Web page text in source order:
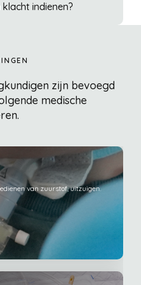
indienen?
zijn bevoegd
medische
van zuurstof, uitzuigen.